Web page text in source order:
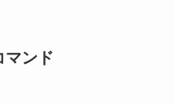
マンド